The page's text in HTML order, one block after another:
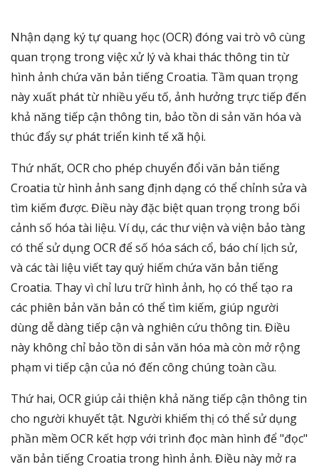
Nhận dạng ký tự quang học (OCR) đóng vai trò vô cùng
quan trọng trong việc xử lý và khai thác thông tin từ
hình ảnh chứa văn bản tiếng Croatia. Tầm quan trọng
này xuất phát từ nhiều yếu tố, ảnh hưởng trực tiếp đến
khả năng tiếp cận thông tin, bảo tồn di sản văn hóa và
thúc đẩy sự phát triển kinh tế xã hội.
Thứ nhất, OCR cho phép chuyển đổi văn bản tiếng
Croatia từ hình ảnh sang định dạng có thể chỉnh sửa và
tìm kiếm được. Điều này đặc biệt quan trọng trong bối
cảnh số hóa tài liệu. Ví dụ, các thư viện và viện bảo tàng
có thể sử dụng OCR để số hóa sách cổ, báo chí lịch sử,
và các tài liệu viết tay quý hiếm chứa văn bản tiếng
Croatia. Thay vì chỉ lưu trữ hình ảnh, họ có thể tạo ra
các phiên bản văn bản có thể tìm kiếm, giúp người
dùng dễ dàng tiếp cận và nghiên cứu thông tin. Điều
này không chỉ bảo tồn di sản văn hóa mà còn mở rộng
phạm vi tiếp cận của nó đến công chúng toàn cầu.
Thứ hai, OCR giúp cải thiện khả năng tiếp cận thông tin
cho người khuyết tật. Người khiếm thị có thể sử dụng
phần mềm OCR kết hợp với trình đọc màn hình để "đọc"
văn bản tiếng Croatia trong hình ảnh. Điều này mở ra